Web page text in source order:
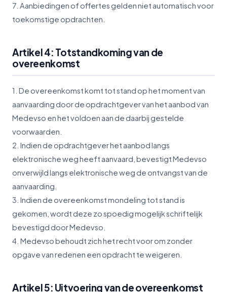
7. Aanbiedingen of offertes gelden niet automatisch voor
toekomstige opdrachten.
Artikel 4: Totstandkoming van de
overeenkomst
1. De overeenkomst komt tot stand op het moment van
aanvaarding door de opdrachtgever van het aanbod van
Medevso en het voldoen aan de daarbij gestelde
voorwaarden.
2. Indien de opdrachtgever het aanbod langs
elektronische weg heeft aanvaard, bevestigt Medevso
onverwijld langs elektronische weg de ontvangst van de
aanvaarding.
3. Indien de overeenkomst mondeling tot stand is
gekomen, wordt deze zo spoedig mogelijk schriftelijk
bevestigd door Medevso.
4. Medevso behoudt zich het recht voor om zonder
opgave van redenen een opdracht te weigeren.
Artikel 5: Uitvoering van de overeenkomst